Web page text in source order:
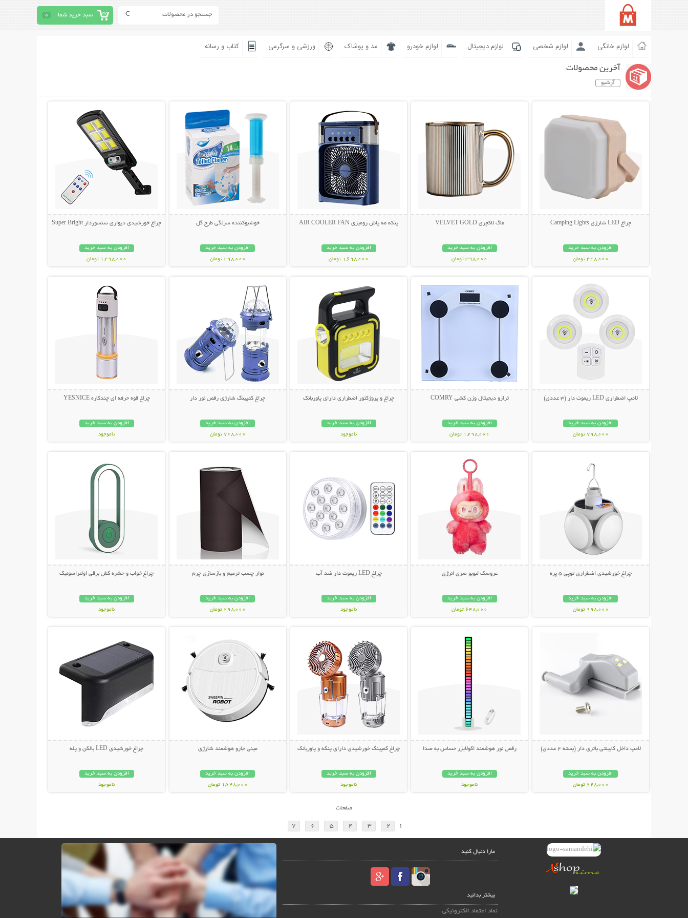
سبد خرید شما 0
لوازم خانگی لوازم شخصی لوازم دیجیتال لوازم خودرو مد و پوشاک ورزشی و سرگرمی کتاب و رسانه
آخرین محصولات
آرشیو
چراغ LED شارژی Camping Lights
افزودن به سبد خرید
448,000 تومان
ماگ لاکچری VELVET GOLD
افزودن به سبد خرید
398,000 تومان
پنکه مه پاش رومیزی AIR COOLER FAN
افزودن به سبد خرید
1,698,000 تومان
خوشبوکننده سرنگی طرح گل
افزودن به سبد خرید
298,000 تومان
چراغ خورشیدی دیواری سنسوردار Super Bright
افزودن به سبد خرید
1,498,000 تومان
لامپ اضطراری LED ریموت دار (3 عددی)
افزودن به سبد خرید
798,000 تومان
ترازو دیجیتال وزن کشی COMRY
افزودن به سبد خرید
1,298,000 تومان
چراغ و پروژکتور اضطراری دارای پاوربانک
افزودن به سبد خرید
ناموجود
چراغ کمپینگ شارژی رقص نور دار
افزودن به سبد خرید
748,000 تومان
چراغ قوه حرفه ای چندکاره YESNICE
افزودن به سبد خرید
ناموجود
چراغ خورشیدی اضطراری توپی 5 پره
افزودن به سبد خرید
998,000 تومان
عروسک لبوبو سری انرژی
افزودن به سبد خرید
648,000 تومان
چراغ LED ریموت دار ضد آب
افزودن به سبد خرید
ناموجود
نوار چسب ترمیم و بازسازی چرم
افزودن به سبد خرید
298,000 تومان
چراغ خواب و حشره کش برقی اولتراسونیک
افزودن به سبد خرید
ناموجود
لامپ داخل کابینتی باتری دار (بسته 2 عددی)
افزودن به سبد خرید
228,000 تومان
رقص نور هوشمند اکولایزر حساس به صدا
افزودن به سبد خرید
ناموجود
چراغ کمپینگ خورشیدی دارای پنکه و پاوربانک
افزودن به سبد خرید
ناموجود
مینی جارو هوشمند شارژی
افزودن به سبد خرید
1,648,000 تومان
چراغ خورشیدی LED بالکن و پله
افزودن به سبد خرید
ناموجود
صفحات
1
2
3
4
5
6
7
مارا دنبال کنید
بیشتر بدانید
نماد اعتماد الکترونیکی